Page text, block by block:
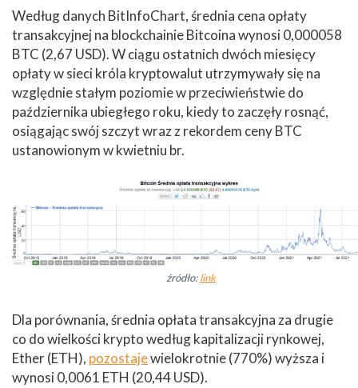
Według danych BitInfoChart, średnia cena opłaty
transakcyjnej na blockchainie Bitcoina wynosi 0,000058
BTC (2,67 USD). W ciągu ostatnich dwóch miesięcy
opłaty w sieci króla kryptowalut utrzymywały się na
względnie stałym poziomie w przeciwieństwie do
października ubiegłego roku, kiedy to zaczęły rosnąć,
osiągając swój szczyt wraz z rekordem ceny BTC
ustanowionym w kwietniu br.
źródło:link
Dla porównania, średnia opłata transakcyjna za drugie
co do wielkości krypto według kapitalizacji rynkowej,
Ether (ETH), pozostajewielokrotnie (770%) wyższa i
wynosi 0,0061 ETH (20,44 USD).